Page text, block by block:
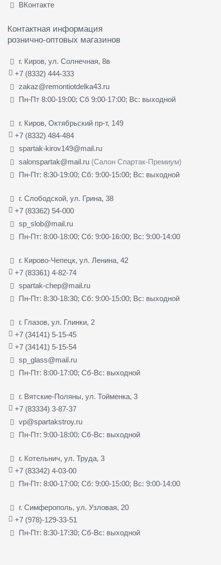
ВКонтакте
Контактная информация
рознично-оптовых магазинов
г. Киров, ул. Солнечная, 8в
+7 (8332) 444-333
zakaz@remontiotdelka43.ru
Пн-Пт 8:00-19:00; Сб 9:00-17:00; Вс: выходной
г. Киров, Октябрьский пр-т, 149
+7 (8332) 484-484
spartak-kirov149@mail.ru
salonspartak@mail.ru (Салон Спартак-Премиум)
Пн-Пт: 8:30-19:00; Сб: 9:00-15:00; Вс: выходной
г. Слободской, ул. Грина, 38
+7 (83362) 54-000
sp_slob@mail.ru
Пн-Пт: 8:00-18:00; Сб: 9:00-16:00; Вс: 9:00-14:00
г. Кирово-Чепецк, ул. Ленина, 42
+7 (83361) 4-82-74
spartak-chep@mail.ru
Пн-Пт: 8:30-18:30; Сб: 9:00-15:00; Вс: выходной
г. Глазов, ул. Глинки, 2
+7 (34141) 5-15-45
+7 (34141) 5-15-54
sp_glass@mail.ru
Пн-Пт: 8:00-17:00; Сб-Вс: выходной
г. Вятские-Поляны, ул. Тойменка, 3
+7 (83334) 3-87-37
vp@spartakstroy.ru
Пн-Пт: 9:00-18:00; Сб-Вс: выходной
г. Котельнич, ул. Труда, 3
+7 (83342) 4-03-00
Пн-Пт: 8:00-17:00; Сб: 9:00-15:00; Вс: 9:00-14:00
г. Симферополь, ул. Узловая, 20
+7 (978)-129-33-51
Пн-Пт: 8:30-17:30; Сб-Вс: выходной